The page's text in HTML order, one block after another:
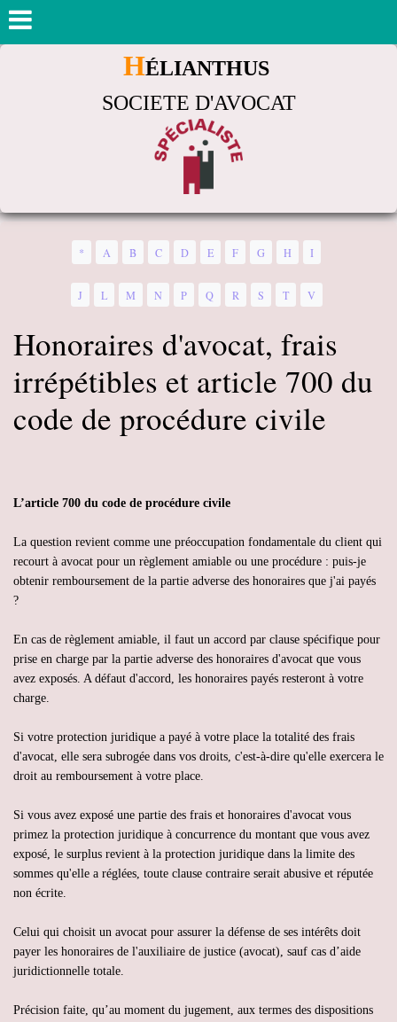
HÉLIANTHUS
SOCIETE D'AVOCAT
* A B C D E F G H I
J L M N P Q R S T V
Honoraires d'avocat, frais
irrépétibles et article 700 du
code de procédure civile
L’article 700 du code de procédure civile
La question revient comme une préoccupation fondamentale du client qui
recourt à avocat pour un règlement amiable ou une procédure : puis-je
obtenir remboursement de la partie adverse des honoraires que j'ai payés
?
En cas de règlement amiable, il faut un accord par clause spécifique pour
prise en charge par la partie adverse des honoraires d'avocat que vous
avez exposés. A défaut d'accord, les honoraires payés resteront à votre
charge.
Si votre protection juridique a payé à votre place la totalité des frais
d'avocat, elle sera subrogée dans vos droits, c'est-à-dire qu'elle exercera le
droit au remboursement à votre place.
Si vous avez exposé une partie des frais et honoraires d'avocat vous
primez la protection juridique à concurrence du montant que vous avez
exposé, le surplus revient à la protection juridique dans la limite des
sommes qu'elle a réglées, toute clause contraire serait abusive et réputée
non écrite.
Celui qui choisit un avocat pour assurer la défense de ses intérêts doit
payer les honoraires de l'auxiliaire de justice (avocat), sauf cas d’aide
juridictionnelle totale.
Précision faite, qu’au moment du jugement, aux termes des dispositions